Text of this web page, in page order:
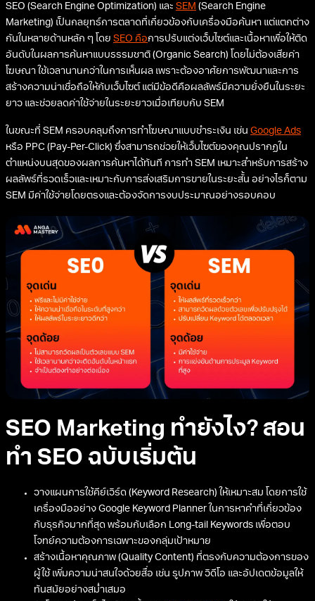
SEO (Search Engine Optimization) และ SEM (Search Engine
Marketing) เป็นกลยุทธ์การตลาดที่เกี่ยวข้องกับเครื่องมือค้นหา แต่แตกต่าง
กันในหลายด้านหลัก ๆ โดย SEO คือการปรับแต่งเว็บไซต์และเนื้อหาเพื่อให้ติด
อันดับในผลการค้นหาแบบธรรมชาติ (Organic Search) โดยไม่ต้องเสียค่า
โฆษณา ใช้เวลานานกว่าในการเห็นผล เพราะต้องอาศัยการพัฒนาและการ
สร้างความน่าเชื่อถือให้กับเว็บไซต์ แต่มีข้อดีคือผลลัพธ์มีความยั่งยืนในระยะ
ยาว และช่วยลดค่าใช้จ่ายในระยะยาวเมื่อเทียบกับ SEM
ในขณะที่ SEM ครอบคลุมถึงการทำโฆษณาแบบชำระเงิน เช่น Google Ads
หรือ PPC (Pay-Per-Click) ซึ่งสามารถช่วยให้เว็บไซต์ของคุณปรากฏใน
ตำแหน่งบนสุดของผลการค้นหาได้ทันที การทำ SEM เหมาะสำหรับการสร้าง
ผลลัพธ์ที่รวดเร็วและเหมาะกับการส่งเสริมการขายในระยะสั้น อย่างไรก็ตาม
SEM มีค่าใช้จ่ายโดยตรงและต้องจัดการงบประมาณอย่างรอบคอบ
SEO Marketing ทำยังไง? สอน
ทำ SEO ฉบับเริ่มต้น
วางแผนการใช้คีย์เวิร์ด (Keyword Research) ให้เหมาะสม โดยการใช้
เครื่องมืออย่าง Google Keyword Planner ในการหาคำที่เกี่ยวข้อง
กับธุรกิจมากที่สุด พร้อมกับเลือก Long-tail Keywords เพื่อตอบ
โจทย์ความต้องการเฉพาะของกลุ่มเป้าหมาย
สร้างเนื้อหาคุณภาพ (Quality Content) ที่ตรงกับความต้องการของ
ผู้ใช้ เพิ่มความน่าสนใจด้วยสื่อ เช่น รูปภาพ วิดีโอ และอัปเดตข้อมูลให้
ทันสมัยอย่างสม่ำเสมอ